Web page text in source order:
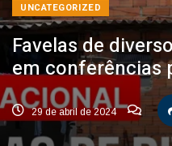
UNCATEGORIZED
Favelas de
em conferências
29 de abril de 2024